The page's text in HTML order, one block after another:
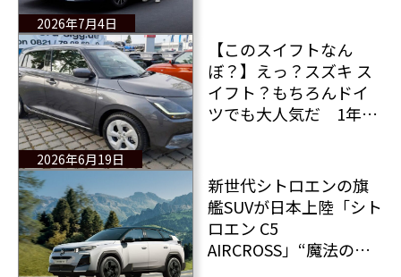
2026年7月4日
2026年6月19日
【このスイフトなん
ぼ？】えっ？スズキ ス
イフト？もちろんドイ
ツでも大人気だ 1年落
新世代シトロエンの旗
艦SUVが日本上陸「シト
ロエン C5
AIRCROSS」“魔法の絨